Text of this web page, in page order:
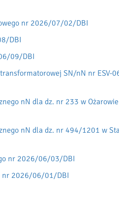
nr 2026/07/02/DBI
DBI
09/DBI
SN/nN nr ESV-
nN dla dz. nr 233 w
nN dla dz. nr 494/1201 w
nr 2026/06/03/DBI
nr 2026/06/01/DBI